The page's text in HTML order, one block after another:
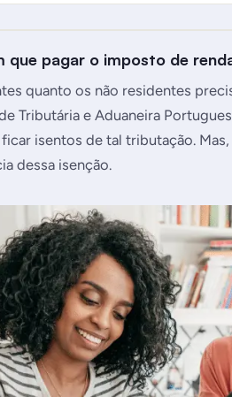
que pagar o imposto de
quanto os não residentes
Tributária e Aduaneira
isentos de tal tributação.
dessa isenção.